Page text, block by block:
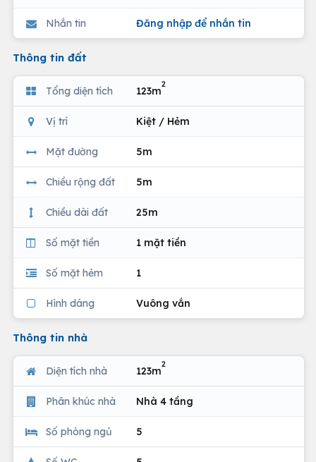
Nhắn tin Đăng nhập để nhắn tin
Thông tin đất
Tổng diện tích 123m
2
Vị trí Kiệt / Hẻm
Mặt đường 5m
Chiều rộng đất 5m
Chiều dài đất 25m
Số mặt tiền 1 mặt tiền
Số mặt hẻm 1
Hình dáng Vuông vắn
Thông tin nhà
Diện tích nhà 123m
2
Phân khúc nhà Nhà 4 tầng
Số phòng ngủ 5